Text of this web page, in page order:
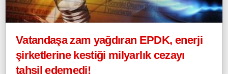
Vatandaşa zam yağdıran EPDK, enerji
şirketlerine kestiği milyarlık cezayı
tahsil edemedi!